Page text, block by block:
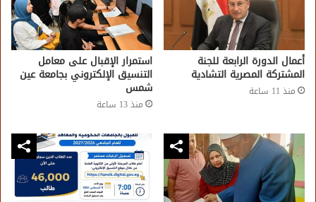
أعمال الدورة الرابعة للجنة
المشتركة المصرية التشادية
منذ 11 ساعة
استمرار الإقبال على معامل
التنسيق الإلكتروني بجامعة عين
شمس
منذ 13 ساعة